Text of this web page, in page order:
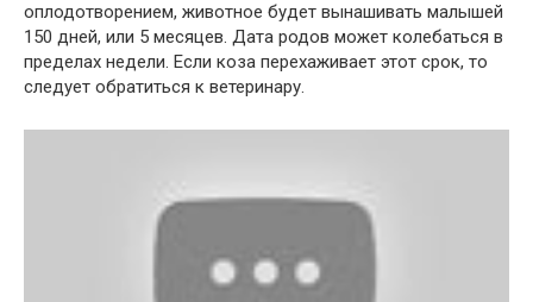
оплодотворением, животное будет вынашивать малышей
150 дней, или 5 месяцев. Дата родов может колебаться в
пределах недели. Если коза перехаживает этот срок, то
следует обратиться к ветеринару.